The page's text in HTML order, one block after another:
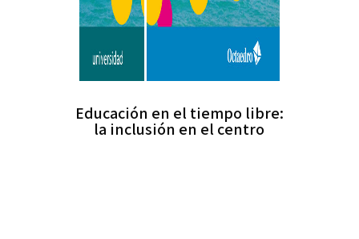
Educación en el tiempo libre:
la inclusión en el centro